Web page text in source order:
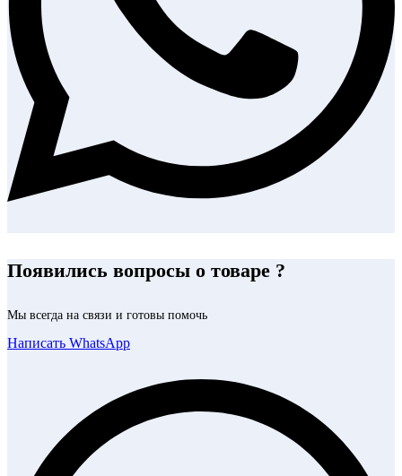
Появились вопросы о товаре ?
Мы всегда на связи и готовы помочь
Написать WhatsApp